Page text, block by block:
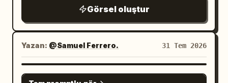
Pembe bir fotoğraf kabininin içi. Kamera
dış perdenin yakınında; kadın, sanki
pembe plastik perdenin arasından üst
vücudunu çıkarıyor. Siyah beyaz dantel
üniforma, eller perdelerin arkasında gizli,
duygusal, romantik ve umut dolu; tek bir
iyilik hareketinin birinin hayatına nasıl
bej pirinç kağıdı arka plan. Düzen: Üstte
ortalanmış büyük siyah Çin kaligrafisi
başlık. Hemen altına, küçük serifli büyük
harflerle İngilizce alt başlığı ekleyin:
“COVERING EARS DOES NOT STOP
Görsel oluştur
Yazan: @Samuel Ferrero. 31 Tem 2026
GPT IMAGE 2